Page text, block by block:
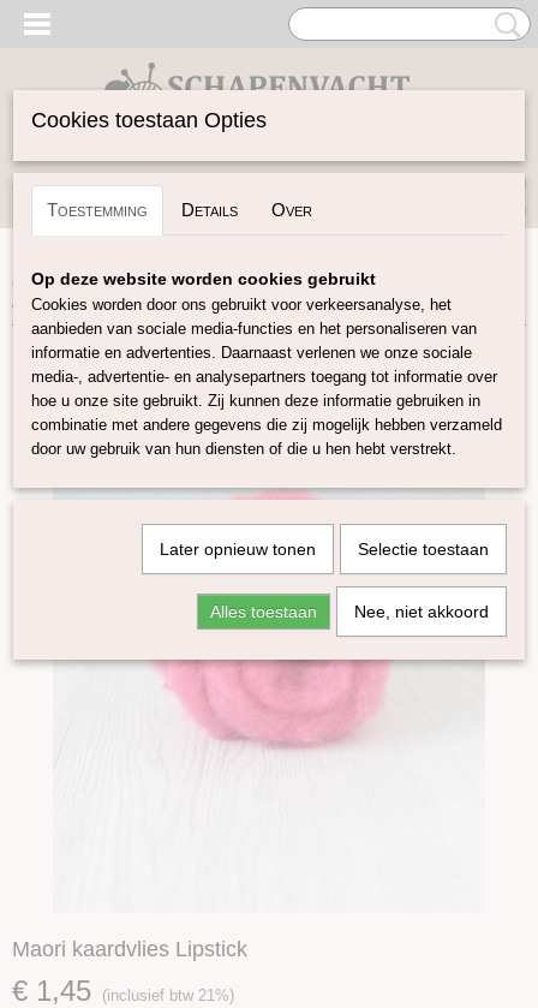
Inloggen Registreren
(0)
Home>Vilten>Kaardvlies>Gekaarde Maori wol
kaardvlies Lipstick
Maori kaardvlies Lipstick
€ 1,45 (inclusief btw 21%)
Cookies toestaan Opties
Toestemming Details Over
Op deze website worden cookies gebruikt
Cookies worden door ons gebruikt voor verkeersanalyse, het
aanbieden van sociale media-functies en het personaliseren van
informatie en advertenties. Daarnaast verlenen we onze sociale
media-, advertentie- en analysepartners toegang tot informatie over
hoe u onze site gebruikt. Zij kunnen deze informatie gebruiken in
combinatie met andere gegevens die zij mogelijk hebben verzameld
door uw gebruik van hun diensten of die u hen hebt verstrekt.
Later opnieuw tonen Selectie toestaan
Alles toestaan Nee, niet akkoord